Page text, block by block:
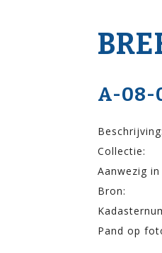
A-08-
Beschrijving:
Collectie:
Aanwezig in
Bron:
Pand op